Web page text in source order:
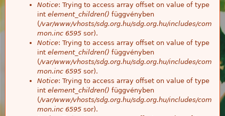
Notice: Trying to access array offset on value of type
int element_children() függvényben
(/var/www/vhosts/sdg.org.hu/sdg.org.hu/includes/com
mon.inc 6595 sor).
Notice: Trying to access array offset on value of type
int element_children() függvényben
(/var/www/vhosts/sdg.org.hu/sdg.org.hu/includes/com
mon.inc 6595 sor).
Notice: Trying to access array offset on value of type
int element_children() függvényben
(/var/www/vhosts/sdg.org.hu/sdg.org.hu/includes/com
mon.inc 6595 sor).